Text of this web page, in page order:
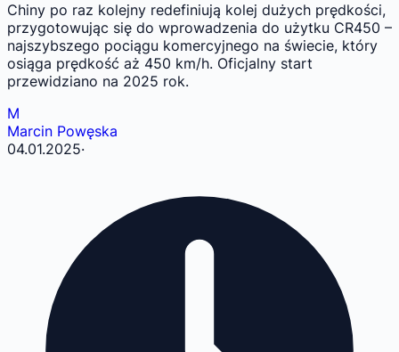
Chiny po raz kolejny redefiniują kolej dużych prędkości,
przygotowując się do wprowadzenia do użytku CR450 –
najszybszego pociągu komercyjnego na świecie, który
osiąga prędkość aż 450 km/h. Oficjalny start
przewidziano na 2025 rok.
M
Marcin Powęska
04.01.2025·